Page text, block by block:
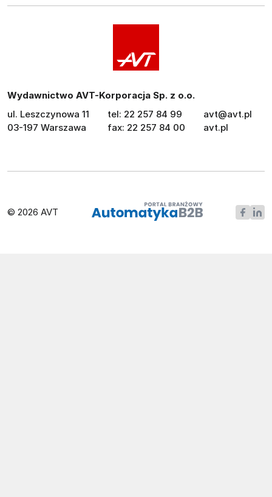
Wydawnictwo AVT-Korporacja Sp. z o.o.
ul. Leszczynowa 11
03-197 Warszawa
tel: 22 257 84 99
fax: 22 257 84 00
avt@avt.pl
avt.pl
© 2026 AVT